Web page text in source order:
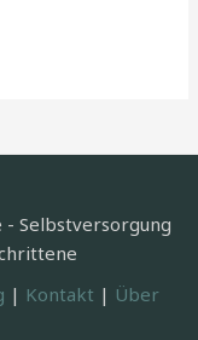
Selbstversorgung
| Kontakt | Über